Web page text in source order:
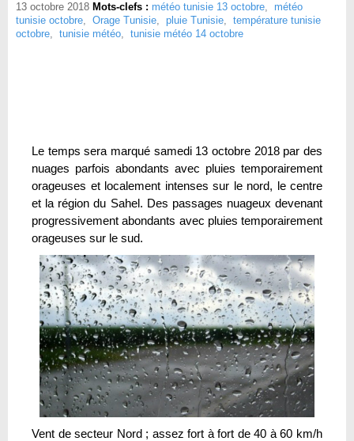
13 octobre 2018 Mots-clefs : météo tunisie 13 octobre, météo
tunisie octobre, Orage Tunisie, pluie Tunisie, température tunisie
octobre, tunisie météo, tunisie météo 14 octobre
Le temps sera marqué samedi 13 octobre 2018 par des
nuages parfois abondants avec pluies temporairement
orageuses et localement intenses sur le nord, le centre
et la région du Sahel. Des passages nuageux devenant
progressivement abondants avec pluies temporairement
orageuses sur le sud.
Vent de secteur Nord ; assez fort à fort de 40 à 60 km/h